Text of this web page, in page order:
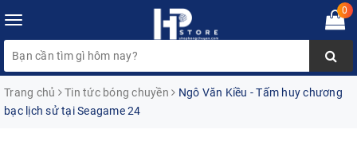
Toggle
navigation
0
Trang chủ Tin tức bóng chuyền
Ngô Văn Kiều - Tấm huy chương
bạc lịch sử tại Seagame 24